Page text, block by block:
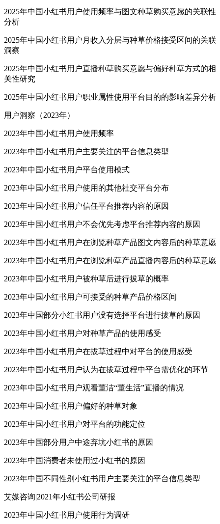
2025年中国小红书用户使用频率与图文种草购买意愿的关联性
分析
2025年中国小红书用户月收入分层与种草价格接受区间的关联
洞察
2025年中国小红书用户直播种草购买意愿与偏好种草方式的相
关性研究
2025年中国小红书用户职业属性使用平台目的的影响差异分析
用户洞察（2023年）
2023年中国小红书用户使用频率
2023年中国小红书用户主要关注的平台信息类型
2023年中国小红书用户平台使用模式
2023年中国小红书用户使用的其他社交平台分布
2023年中国小红书用户信任平台推荐内容的原因
2023年中国小红书用户不会优先考虑平台推荐内容的原因
2023年中国小红书用户在浏览种草产品图文内容后的种草意愿
2023年中国小红书用户在浏览种草产品直播内容后的种草意愿
2023年中国小红书用户被种草后进行拔草的概率
2023年中国小红书用户可接受的种草产品价格区间
2023年中国部分小红书用户没有选择平台进行拔草的原因
2023年中国小红书用户对种草产品的使用感受
2023年中国小红书用户在拔草过程中对平台的使用感受
2023年中国小红书用户认为在拔草过程中平台需优化的环节
2023年中国小红书用户观看董洁“董生活”直播的情况
2023年中国小红书用户偏好的种草对象
2023年中国小红书用户对平台的功能定位
2023年中国部分用户中途弃坑小红书的原因
2023年中国消费者未使用过小红书的原因
2023年中国不同性别小红书用户主要关注的平台信息类型
艾媒咨询|2021年小红书公司研报
2023年中国小红书用户使用行为调研